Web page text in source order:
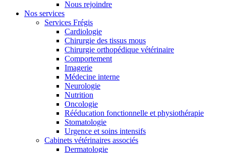
Nous rejoindre
Nos services
Services Frégis
Cardiologie
Chirurgie des tissus mous
Chirurgie orthopédique vétérinaire
Comportement
Imagerie
Médecine interne
Neurologie
Nutrition
Oncologie
Rééducation fonctionnelle et physiothérapie
Stomatologie
Urgence et soins intensifs
Cabinets vétérinaires associés
Dermatologie